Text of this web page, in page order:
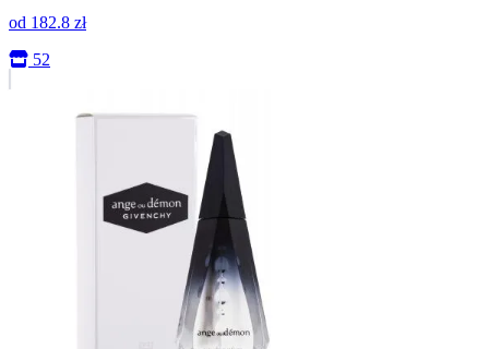
od 182.8 zł
52